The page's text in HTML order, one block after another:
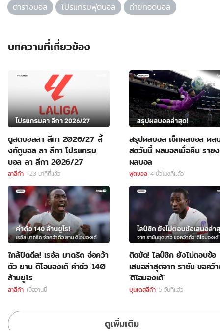
ตารางบอล
โปรแกรมฟุตบอล ถ่ายทอดบอล
บทความที่เกี่ยวข้อง
ดูสดบอลลา ลีกา 2026/27 ลิ้
งก์ดูบอล ลา ลีกา โปรแกรม
บอล ลา ลีกา 2026/27
ลาลีก้า -23 นาทีที่แล้ว
สรุปผลบอล เช็กผลบอล ผล
สดวันนี้ ผลบอลเมื่อคืน ราย
ผลบอล
ฟุตซอล 4 ชั่วโมงที่แล้ว
ใกล้ปิดดีล! เรอัล มาดริด จ่อคว้า
ตัว ยาน ดิโอมองเด้ ค่าตัว 140
ล้านยูโร
ลาลีก้า เมื่อวานนี้
ติดขัด! ไลป์ซิก ยังไม่ตอบข้อ
เสนอล่าสุดจาก ราชัน ขอคว้
'ดิโอมองเด้'
บุนเดสลีก้า 5 วันที่แล้ว
ดูเพิ่มเติม